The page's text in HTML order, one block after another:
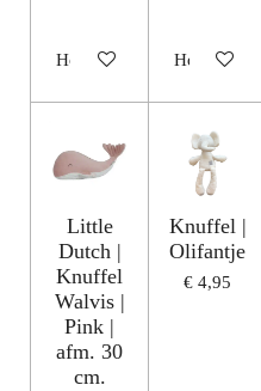
Houd mij op de hoogte
Houd mij
Little
Dutch |
Knuffel
Walvis |
Pink |
afm. 30
cm.
Knuffel |
Olifantje
€ 4,95